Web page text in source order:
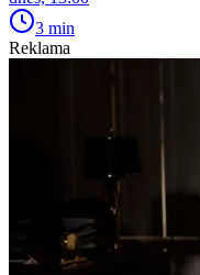
3 min
Reklama